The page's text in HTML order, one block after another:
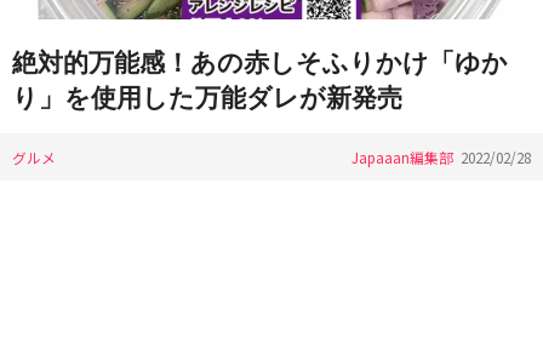
絶対的万能感！あの赤しそふりかけ「ゆか
り」を使用した万能ダレが新発売
グルメ Japaaan編集部 2022/02/28